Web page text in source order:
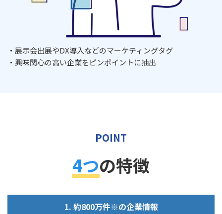
・展示会出展やDX導入などのマーケティングタグ
・興味関心の高い企業をピンポイントに抽出
POINT
4つの特徴
1. 約800万件※の企業情報